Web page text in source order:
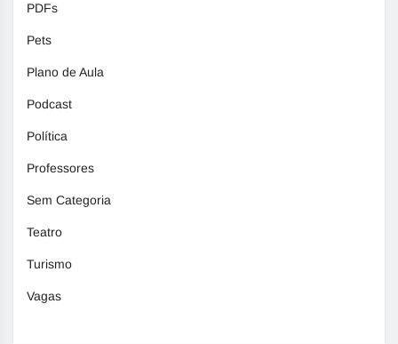
PDFs
Pets
Plano de Aula
Podcast
Política
Professores
Sem Categoria
Teatro
Turismo
Vagas